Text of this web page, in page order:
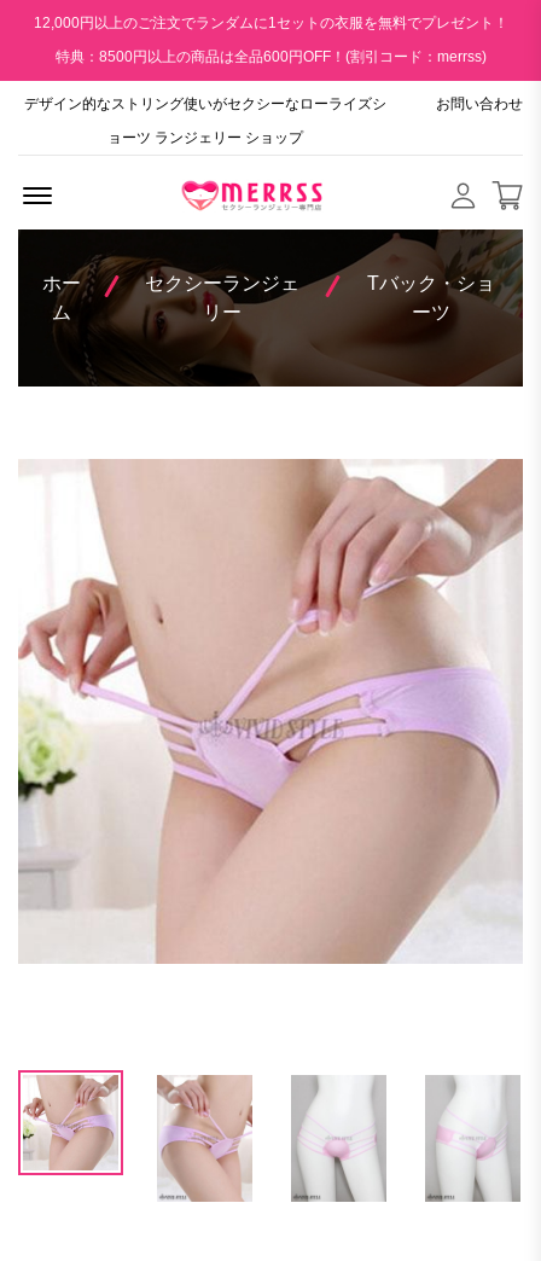
12,000円以上のご注文でランダムに1セットの衣服を無料でプレゼント！
特典：8500円以上の商品は全品600円OFF！(割引コード：merrss)
デザイン的なストリング使いがセクシーなローライズシ
ョーツ ランジェリー ショップ
お問い合わせ
ホー
ム
セクシーランジェ
リー
Tバック・ショ
ーツ